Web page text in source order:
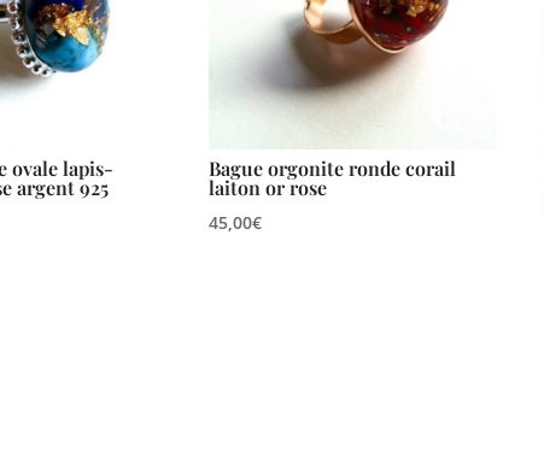
ovale lapis-
argent 925
Bague orgonite ronde corail
laiton or rose
45,00€